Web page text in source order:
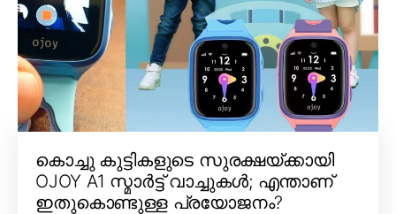
കൊച്ചു കുട്ടികളുടെ സുരക്ഷയ്ക്കായി
OJOY A1 സ്മാർട്ട് വാച്ചുകൾ; എന്താണ്
ഇതുകൊണ്ടുള്ള പ്രയോജനം?